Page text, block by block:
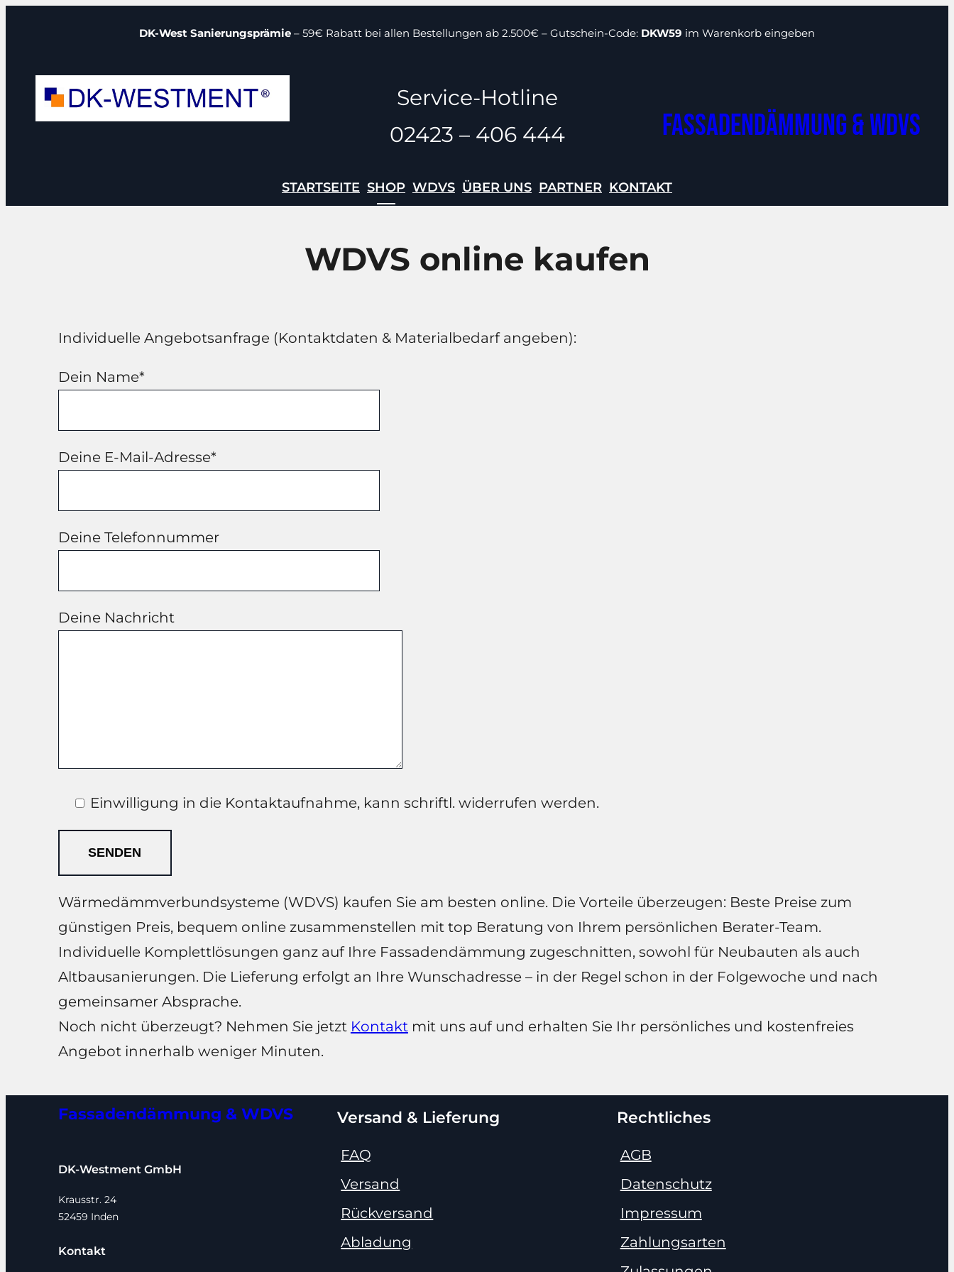
DK-West Sanierungsprämie – 59€ Rabatt bei allen Bestellungen ab 2.500€ – Gutschein-Code: DKW59 im Warenkorb eingeben
Service-Hotline
02423 – 406 444
Fassadendämmung & WDVS
STARTSEITE SHOP WDVS ÜBER UNS PARTNER KONTAKT
WDVS online kaufen
Individuelle Angebotsanfrage (Kontaktdaten & Materialbedarf angeben):
Dein Name*
Deine E-Mail-Adresse*
Deine Telefonnummer
Deine Nachricht
Einwilligung in die Kontaktaufnahme, kann schriftl. widerrufen werden.
Wärmedämmverbundsysteme (WDVS) kaufen Sie am besten online. Die Vorteile überzeugen: Beste Preise zum
günstigen Preis, bequem online zusammenstellen mit top Beratung von Ihrem persönlichen Berater-Team.
Individuelle Komplettlösungen ganz auf Ihre Fassadendämmung zugeschnitten, sowohl für Neubauten als auch
Altbausanierungen. Die Lieferung erfolgt an Ihre Wunschadresse – in der Regel schon in der Folgewoche und nach
gemeinsamer Absprache.
Noch nicht überzeugt? Nehmen Sie jetzt Kontaktmit uns auf und erhalten Sie Ihr persönliches und kostenfreies
Angebot innerhalb weniger Minuten.
Fassadendämmung & WDVS
DK-Westment GmbH
Krausstr. 24
52459 Inden
Kontakt
Versand & Lieferung
FAQ
Versand
Rückversand
Abladung
Rechtliches
AGB
Datenschutz
Impressum
Zahlungsarten